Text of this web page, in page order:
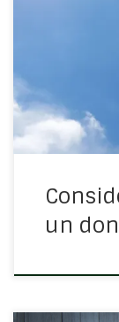
Si vous
cela va lui
vous lui
un